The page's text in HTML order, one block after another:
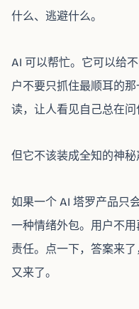
什么、逃避什么。
AI 可以帮忙。它可以给
户不要只抓住最顺耳的
读，让人看见自己总在问
但它不该装成全知的神秘
如果一个 AI 塔罗产品只
一种情绪外包。用户不
责任。点一下，答案来
又来了。